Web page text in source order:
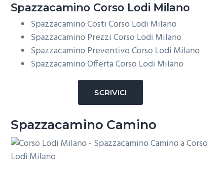
Spazzacamino Corso Lodi Milano
Spazzacamino Costi Corso Lodi Milano
Spazzacamino Prezzi Corso Lodi Milano
Spazzacamino Preventivo Corso Lodi Milano
Spazzacamino Offerta Corso Lodi Milano
SCRIVICI
Spazzacamino Camino